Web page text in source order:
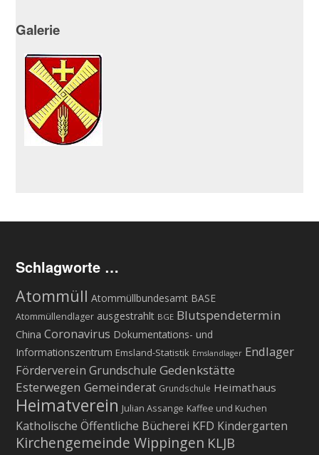
Galerie
Schlagworte …
Atommüll Atommüllbundesamt BASE
Atommüllendlager ausgestrahlt BGE Blutspendetermin
China Coronavirus Dokumentations- und
Informationszentrum Emsland-Statistik Emslandlager Endlager
Förderverein Grundschule Gedenkstätte
Esterwegen Gemeinderat Grundschule Heimathaus
Heimatverein Julian Assange Kaffee und Kuchen
Katholische Öffentliche Bücherei KFD Kindergarten
Kirchengemeinde Wippingen KLJB